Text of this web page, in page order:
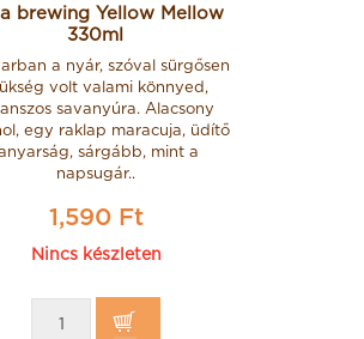
brewing Yellow Mellow
330ml
a nyár, szóval sürgősen
volt valami könnyed,
savanyúra. Alacsony
egy raklap maracuja, üdítő
sárgább, mint a
napsugár..
1,590 Ft
Nincs készleten